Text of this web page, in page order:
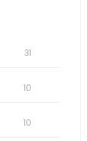
31
10
10